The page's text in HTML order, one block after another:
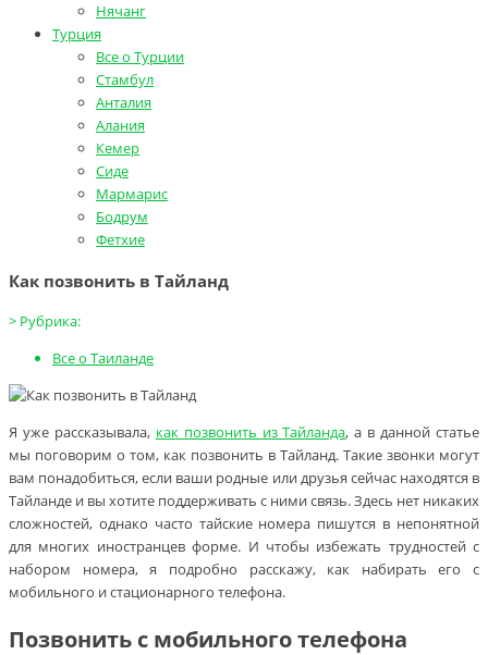
Нячанг
Турция
Все о Турции
Стамбул
Анталия
Алания
Кемер
Сиде
Мармарис
Бодрум
Фетхие
Как позвонить в Тайланд
> Рубрика:
Все о Таиланде
Я уже рассказывала, как позвонить из Тайланда, а в данной статье
мы поговорим о том, как позвонить в Тайланд. Такие звонки могут
вам понадобиться, если ваши родные или друзья сейчас находятся в
Тайланде и вы хотите поддерживать с ними связь. Здесь нет никаких
сложностей, однако часто тайские номера пишутся в непонятной
для многих иностранцев форме. И чтобы избежать трудностей с
набором номера, я подробно расскажу, как набирать его с
мобильного и стационарного телефона.
Позвонить с мобильного телефона